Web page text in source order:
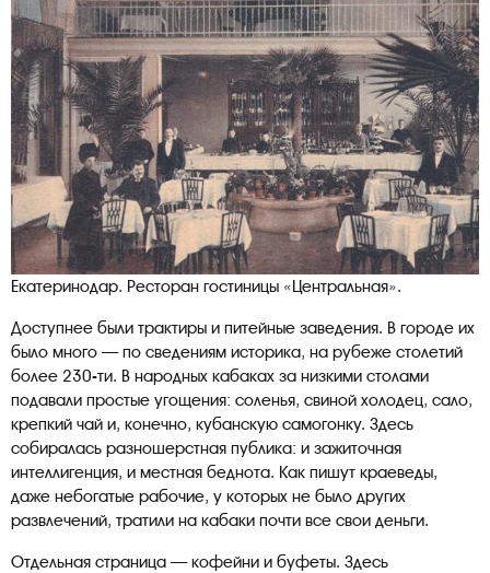
Екатеринодар. Ресторан гостиницы «Центральная».
Доступнее были трактиры и питейные заведения. В городе их
было много — по сведениям историка, на рубеже столетий
более 230-ти. В народных кабаках за низкими столами
подавали простые угощения: соленья, свиной холодец, сало,
крепкий чай и, конечно, кубанскую самогонку. Здесь
собиралась разношерстная публика: и зажиточная
интеллигенция, и местная беднота. Как пишут краеведы,
даже небогатые рабочие, у которых не было других
развлечений, тратили на кабаки почти все свои деньги.
Отдельная страница — кофейни и буфеты. Здесь